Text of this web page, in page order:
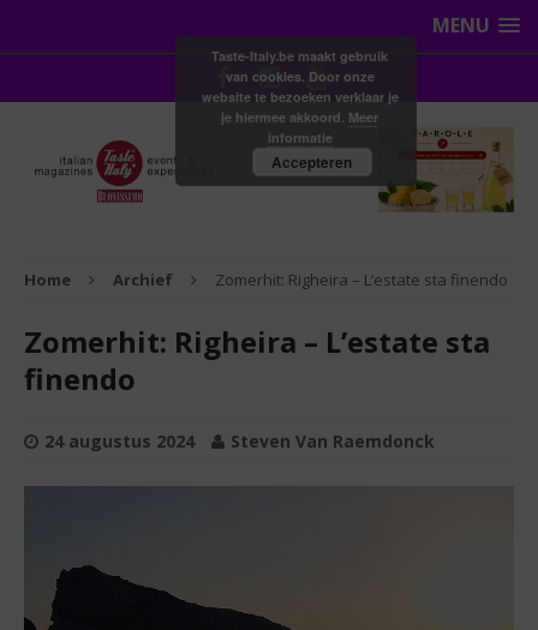
MENU
Home Archief Zomerhit: Righeira – L’estate sta finendo
Zomerhit: Righeira – L’estate sta
finendo
24 augustus 2024 Steven Van Raemdonck
Taste-Italy.be maakt gebruik
van cookies. Door onze
website te bezoeken verklaar je
je hiermee akkoord. Meer
informatie
Accepteren